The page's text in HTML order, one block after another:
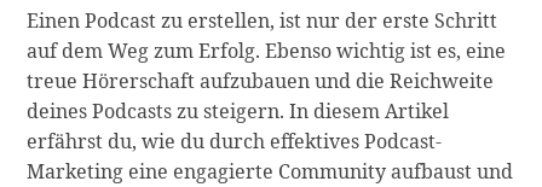
Einen Podcast zu erstellen, ist nur der erste Schritt
auf dem Weg zum Erfolg. Ebenso wichtig ist es, eine
treue Hörerschaft aufzubauen und die Reichweite
deines Podcasts zu steigern. In diesem Artikel
erfährst du, wie du durch effektives Podcast-
Marketing eine engagierte Community aufbaust und